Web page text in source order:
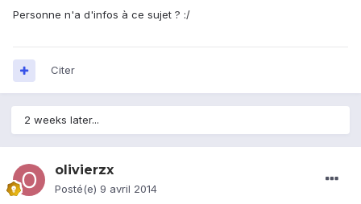
Personne n'a d'infos à ce sujet ? :/
Citer
2 weeks later...
olivierzx
Posté(e) 9 avril 2014